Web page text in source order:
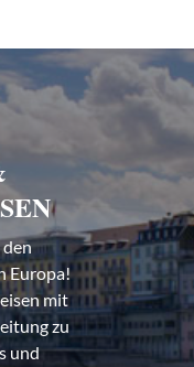
Europa!
mit
zu
und